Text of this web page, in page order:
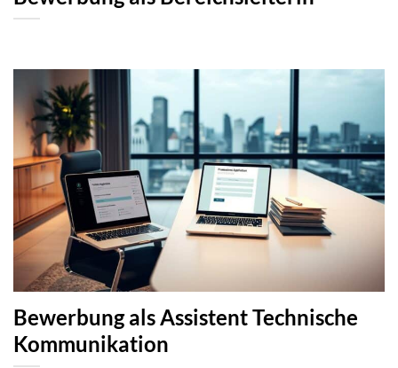
Bewerbung als Assistent Technische
Kommunikation